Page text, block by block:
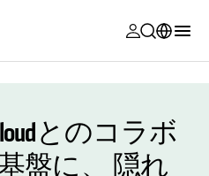
新しいタ
新しいタ
Alta
新しいタ
新しいタ
新しいタ
新しいタ
新しいタ
新しいタ
Deutsch (Germany)
Cloudとのコラボ
盤に、 隠れ